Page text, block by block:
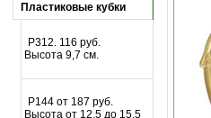
Пластиковые кубки
P312. 116 руб.
Высота 9,7 см.
P144 от 187 руб.
Высота от 12,5 до 15,5